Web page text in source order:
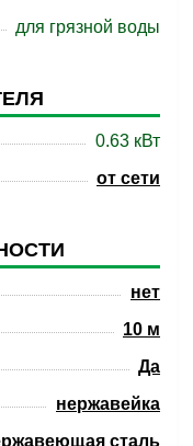
для грязной воды
0.63 кВт
от сети
нет
10 м
Да
нержавейка
сталь